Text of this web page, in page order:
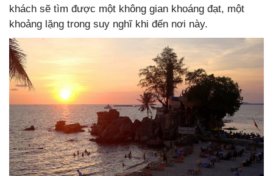
khách sẽ tìm được một không gian khoáng đạt, một
khoảng lặng trong suy nghĩ khi đến nơi này.